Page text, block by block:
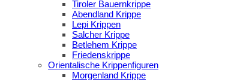
Tiroler Bauernkrippe
Abendland Krippe
Lepi Krippen
Salcher Krippe
Betlehem Krippe
Friedenskrippe
Orientalische Krippenfiguren
Morgenland Krippe